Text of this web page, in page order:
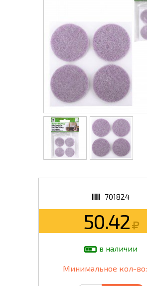
701824
50.42
в наличии
Минимальное кол-во: